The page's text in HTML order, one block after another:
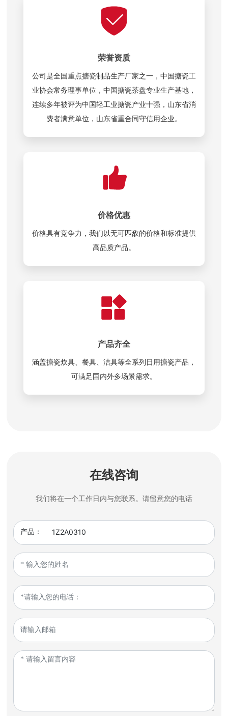
荣誉资质
公司是全国重点搪瓷制品生产厂家之一，中国搪瓷工
业协会常务理事单位，中国搪瓷茶盘专业生产基地，
连续多年被评为中国轻工业搪瓷产业十强，山东省消
费者满意单位，山东省重合同守信用企业。
价格优惠
价格具有竞争力，我们以无可匹敌的价格和标准提供
高品质产品。
产品齐全
涵盖搪瓷炊具、餐具、洁具等全系列日用搪瓷产品，
可满足国内外多场景需求。
在线咨询
我们将在一个工作日内与您联系。请留意您的电话
产品： 1Z2A0310